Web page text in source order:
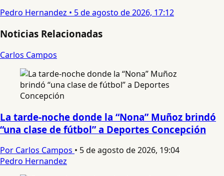
Pedro Hernandez • 5 de agosto de 2026, 17:12
Noticias Relacionadas
Carlos Campos
La tarde-noche donde la “Nona” Muñoz brindó
“una clase de fútbol” a Deportes Concepción
Por Carlos Campos • 5 de agosto de 2026, 19:04
Pedro Hernandez